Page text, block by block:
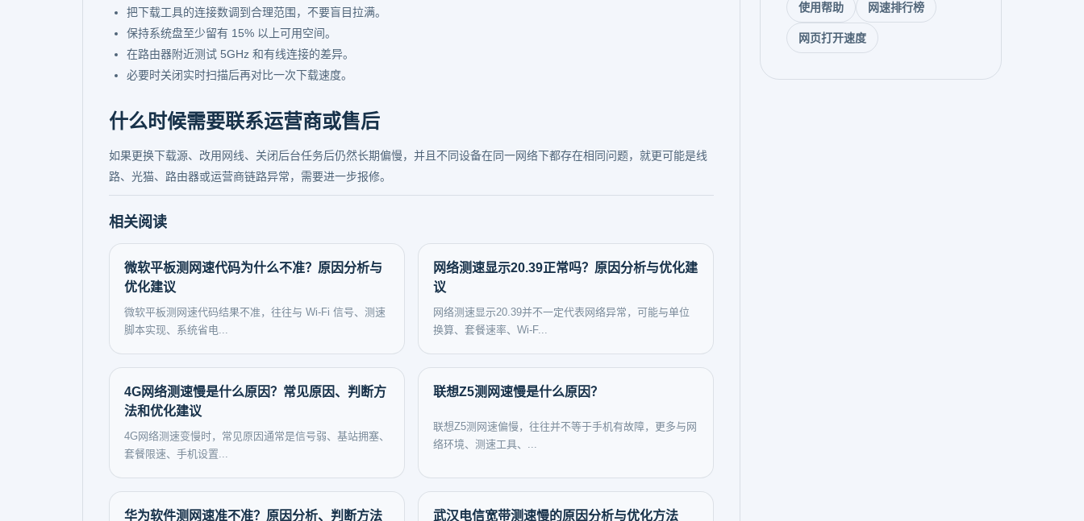
把下载工具的连接数调到合理范围，不要盲目拉满。
保持系统盘至少留有 15% 以上可用空间。
在路由器附近测试 5GHz 和有线连接的差异。
必要时关闭实时扫描后再对比一次下载速度。
什么时候需要联系运营商或售后
如果更换下载源、改用网线、关闭后台任务后仍然长期偏慢，并且不同设备在同一网络下都存在相同问题，就更可能是线
路、光猫、路由器或运营商链路异常，需要进一步报修。
相关阅读
微软平板测网速代码为什么不准？原因分析与
优化建议
微软平板测网速代码结果不准，往往与 Wi‑Fi 信号、测速
脚本实现、系统省电...
网络测速显示20.39正常吗？原因分析与优化建
议
网络测速显示20.39并不一定代表网络异常，可能与单位
换算、套餐速率、Wi-F...
4G网络测速慢是什么原因？常见原因、判断方
法和优化建议
4G网络测速变慢时，常见原因通常是信号弱、基站拥塞、
套餐限速、手机设置...
联想Z5测网速慢是什么原因？
联想Z5测网速偏慢，往往并不等于手机有故障，更多与网
络环境、测速工具、...
华为软件测网速准不准？原因分析、判断方法 武汉电信宽带测速慢的原因分析与优化方法
使用帮助 网速排行榜
网页打开速度